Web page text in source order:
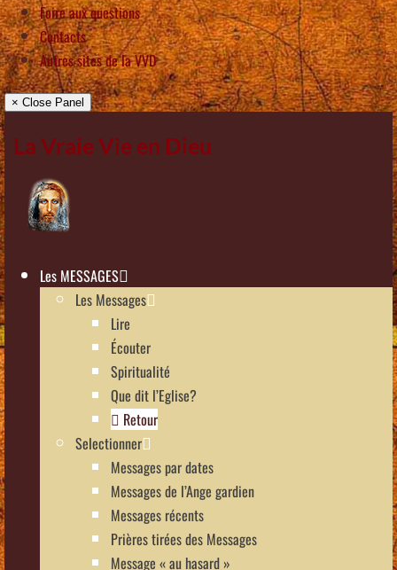
Foire aux questions
Contacts
Autres sites de la VVD
× Close Panel
La Vraie Vie en Dieu
Les MESSAGES
Les Messages
Lire
Écouter
Spiritualité
Que dit l’Eglise?
Retour
Selectionner
Messages par dates
Messages de l’Ange gardien
Messages récents
Prières tirées des Messages
Message « au hasard »